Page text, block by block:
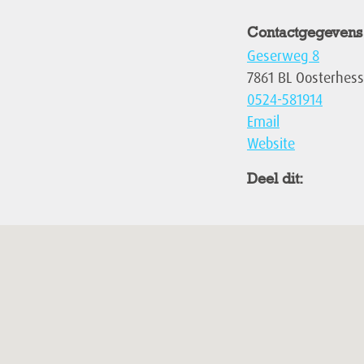
Contactgegevens
Geserweg 8
7861 BL
0524-581914
Email
Website
Deel dit: